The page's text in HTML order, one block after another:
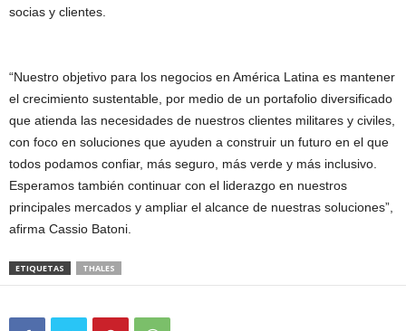
socias y clientes.
“Nuestro objetivo para los negocios en América Latina es mantener
el crecimiento sustentable, por medio de un portafolio diversificado
que atienda las necesidades de nuestros clientes militares y civiles,
con foco en soluciones que ayuden a construir un futuro en el que
todos podamos confiar, más seguro, más verde y más inclusivo.
Esperamos también continuar con el liderazgo en nuestros
principales mercados y ampliar el alcance de nuestras soluciones”,
afirma Cassio Batoni.
ETIQUETAS THALES